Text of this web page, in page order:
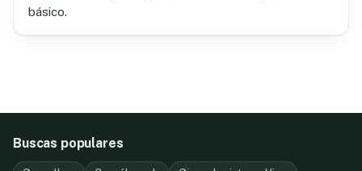
básico.
Buscas populares